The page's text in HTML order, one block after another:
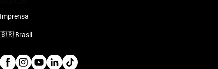
Imprensa
🇧🇷 Brasil